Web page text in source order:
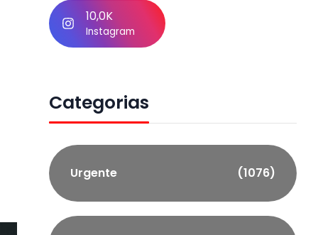
10,0K
Instagram
Categorias
Urgente (1076)